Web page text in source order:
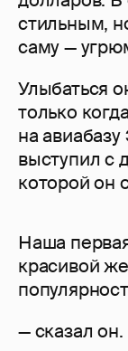
стильным,
саму —
Улыбаться
только
на
выступил с
которой он
Наша
красивой
— сказал он.